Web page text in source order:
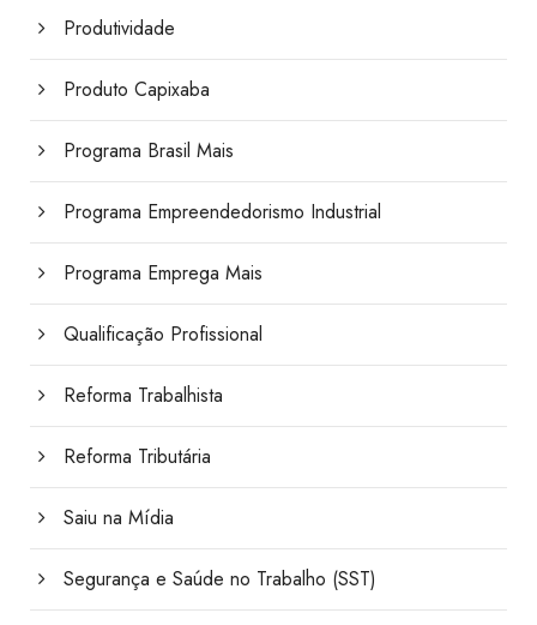
Produtividade
Produto Capixaba
Programa Brasil Mais
Programa Empreendedorismo Industrial
Programa Emprega Mais
Qualificação Profissional
Reforma Trabalhista
Reforma Tributária
Saiu na Mídia
Segurança e Saúde no Trabalho (SST)